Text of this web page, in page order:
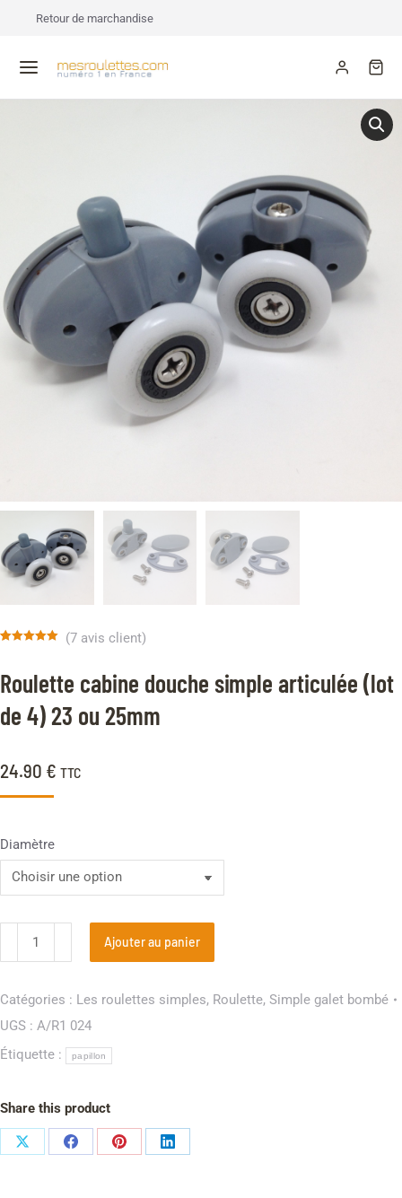
Retour de marchandise
Roulette cabine douche simple articulée (lot
de 4) 23 ou 25mm
24.90 € TTC
sur
notations
(7avis client)
Diamètre
Ajouter au panier
Catégories : Les roulettes simples, Roulette, Simple galet bombé
UGS : A/R1 024
Étiquette :
papillon
Share this product